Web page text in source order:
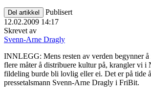
Del artikkel
Publisert
12.02.2009 14:17
Skrevet av
Svenn-Arne Dragly
INNLEGG: Mens resten av verden begynner å
flere måter å distribuere kultur på, krangler vi i
fildeling burde bli lovlig eller ei. Det er på tide
pressetalsmann Svenn-Arne Dragly i FriBit.